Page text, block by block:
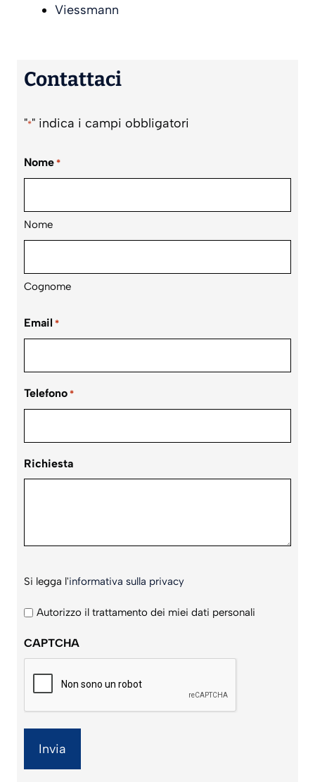
Viessmann
Contattaci
"*" indica i campi obbligatori
Nome *
Nome
Cognome
Email *
Telefono *
Richiesta
legga
l'informativa
privacy
Si legga l'informativa sulla privacy
Autorizzo il trattamento dei miei dati personali
CAPTCHA